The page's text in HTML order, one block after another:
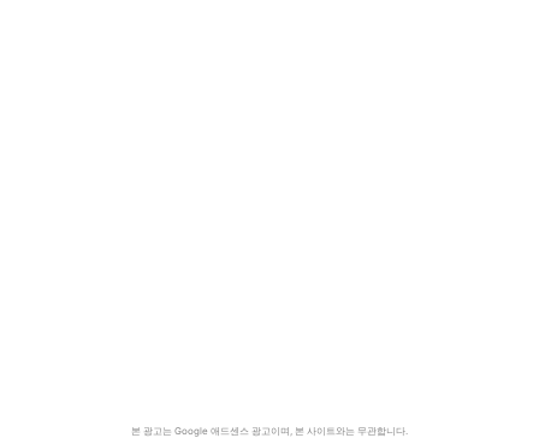
본 광고는 Google 애드센스 광고이며, 본 사이트와는 무관합니다.